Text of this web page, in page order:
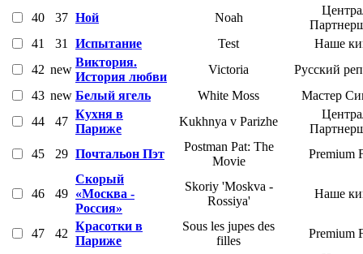
40 37 Ной Noah
41
31 Испытание Test
Наше
42 new
Виктория.
История любви
Victoria
Русский
43 new Белый ягель White Moss
Мастер
44
47
Кухня в
Париже
Kukhnya v Parizhe
45
29 Почтальон Пэт
Postman Pat: The
Movie
Premium
46 49
Скорый
«Москва -
Россия»
Skoriy 'Moskva -
Rossiya'
Наше
47 42
Красотки в
Париже
Sous les jupes des
filles
Premium